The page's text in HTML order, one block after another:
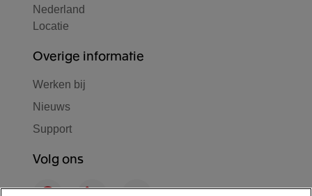
Nederland
Locatie
Overige informatie
Werken bij
Nieuws
Support
Volg ons
F
L
Y